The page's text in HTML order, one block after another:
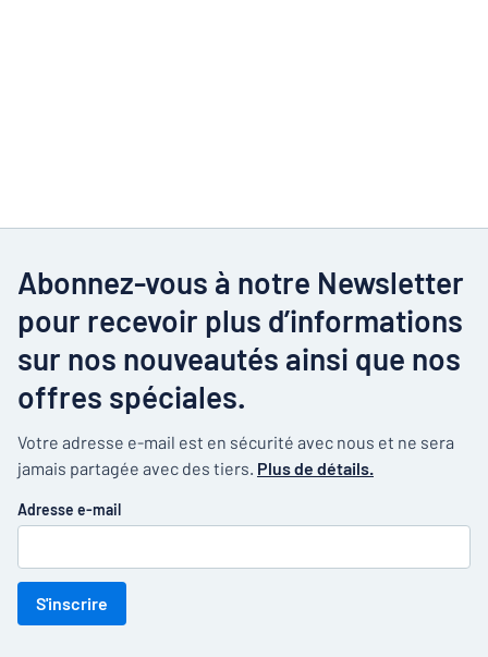
Abonnez-vous à notre Newsletter
pour recevoir plus d’informations
sur nos nouveautés ainsi que nos
offres spéciales.
Votre adresse e-mail est en sécurité avec nous et ne sera
jamais partagée avec des tiers. Plus de détails.
Adresse e-mail
S'inscrire